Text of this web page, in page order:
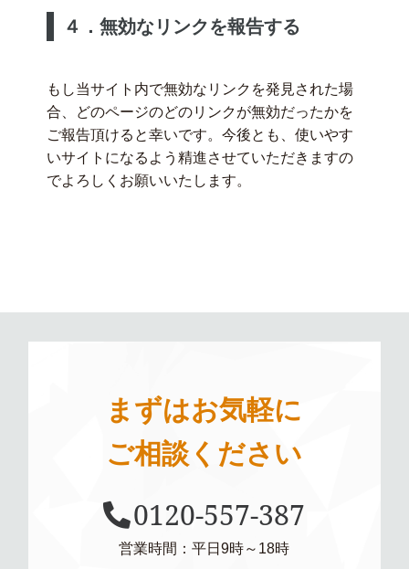
４．無効なリンクを報告する
もし当サイト内で無効なリンクを発見された場
合、どのページのどのリンクが無効だったかを
ご報告頂けると幸いです。今後とも、使いやす
いサイトになるよう精進させていただきますの
でよろしくお願いいたします。
まずはお気軽に
ご相談ください
0120-557-387
営業時間：平日9時～18時